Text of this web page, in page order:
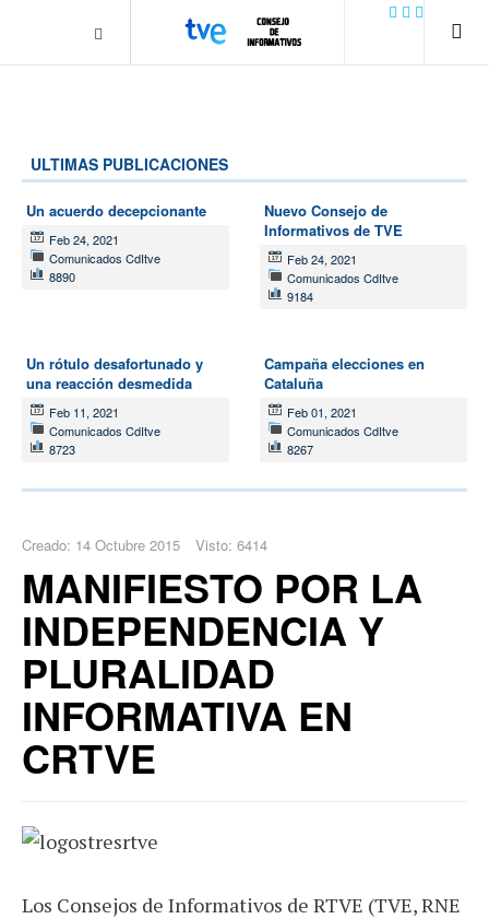
url('../../images/contact.png') 0 0 no-repeat; color: #eaeaea; padding:
ULTIMAS PUBLICACIONES
Un acuerdo decepcionante
Feb 24, 2021
Comunicados CdItve
8890
Nuevo Consejo de
Informativos de TVE
Feb 24, 2021
Comunicados CdItve
9184
Un rótulo desafortunado y
una reacción desmedida
Feb 11, 2021
Comunicados CdItve
8723
Campaña elecciones en
Cataluña
Feb 01, 2021
Comunicados CdItve
8267
Creado: 14 Octubre 2015 Visto: 6414
MANIFIESTO POR LA
INDEPENDENCIA Y
PLURALIDAD
INFORMATIVA EN
CRTVE
Los Consejos de Informativos de RTVE (TVE, RNE